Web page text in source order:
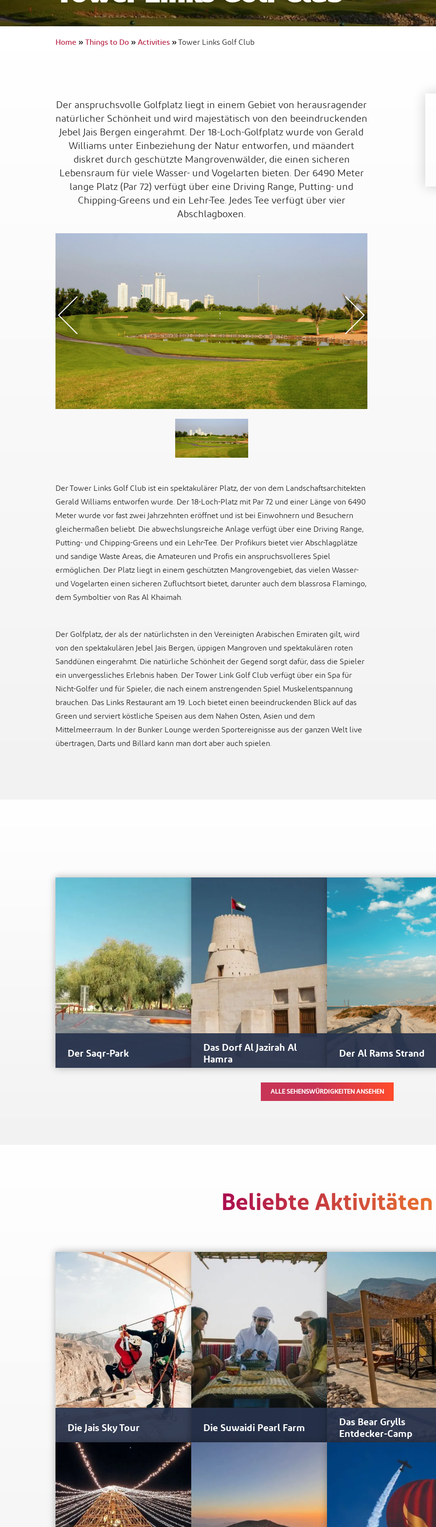
InterContinental Ras Al Khaimah Resort
Home»Things to Do»Activities»Tower Links Golf Club
Der anspruchsvolle Golfplatz liegt in einem Gebiet von herausragender
natürlicher Schönheit und wird majestätisch von den beeindruckenden
Jebel Jais Bergen eingerahmt. Der 18-Loch-Golfplatz wurde von Gerald
Williams unter Einbeziehung der Natur entworfen, und mäandert
diskret durch geschützte Mangrovenwälder, die einen sicheren
Lebensraum für viele Wasser- und Vogelarten bieten. Der 6490 Meter
lange Platz (Par 72) verfügt über eine Driving Range, Putting- und
Chipping-Greens und ein Lehr-Tee. Jedes Tee verfügt über vier
Abschlagboxen.
Previous
Der Tower Links Golf Club ist ein spektakulärer Platz, der von dem Landschaftsarchitekten
Gerald Williams entworfen wurde. Der 18-Loch-Platz mit Par 72 und einer Länge von 6490
Meter wurde vor fast zwei Jahrzehnten eröffnet und ist bei Einwohnern und Besuchern
gleichermaßen beliebt. Die abwechslungsreiche Anlage verfügt über eine Driving Range,
Putting- und Chipping-Greens und ein Lehr-Tee. Der Profikurs bietet vier Abschlagplätze
und sandige Waste Areas, die Amateuren und Profis ein anspruchsvolleres Spiel
ermöglichen. Der Platz liegt in einem geschützten Mangrovengebiet, das vielen Wasser-
und Vogelarten einen sicheren Zufluchtsort bietet, darunter auch dem blassrosa Flamingo,
dem Symboltier von Ras Al Khaimah.
Der Golfplatz, der als der natürlichsten in den Vereinigten Arabischen Emiraten gilt, wird
von den spektakulären Jebel Jais Bergen, üppigen Mangroven und spektakulären roten
Sanddünen eingerahmt. Die natürliche Schönheit der Gegend sorgt dafür, dass die Spieler
ein unvergessliches Erlebnis haben. Der Tower Link Golf Club verfügt über ein Spa für
Nicht-Golfer und für Spieler, die nach einem anstrengenden Spiel Muskelentspannung
brauchen. Das Links Restaurant am 19. Loch bietet einen beeindruckenden Blick auf das
Green und serviert köstliche Speisen aus dem Nahen Osten, Asien und dem
Mittelmeerraum. In der Bunker Lounge werden Sportereignisse aus der ganzen Welt live
übertragen, Darts und Billard kann man dort aber auch spielen.
Der Saqr-Park Das Dorf Al Jazirah Al
Hamra
Seit prähistorischen Zeiten haben
Perlen eine wichtige Rolle im Leben
Der Al Rams Strand
An der Nordküste von Ras Al
Khaimah liegen der Al Rams
ALLE SEHENSWÜRDIGKEITEN ANSEHEN
Beliebte Aktivitäten
Die Jais Sky Tour
Die Jais Sky Tour führt mutige
Entdecker durch einen komplexen
Parcours mit insgesamt sechs
Seilrutschen,…
Die Suwaidi Pearl Farm Das Bear Grylls
Entdecker-Camp
Das Bear Grylls Explorers Camp
befindet sich im gebirgigen
nördlichen Emirat Ras Al